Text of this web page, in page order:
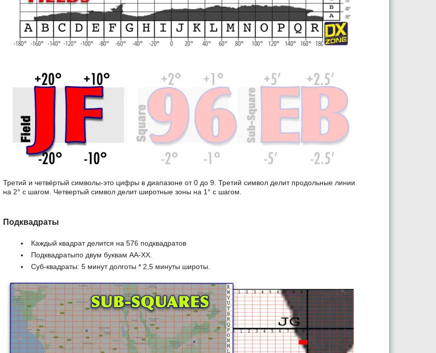
Третий и четвёртый символы-это цифры в диапазоне от 0 до 9. Третий символ делит продольные линии
на 2° с шагом. Четвертый символ делит широтные зоны на 1° с шагом.
Подквадраты
Каждый квадрат делится на 576 подквадратов
Подквадратыпо двум буквам AA-XX.
Суб-квадраты: 5 минут долготы * 2,5 минуты широты.